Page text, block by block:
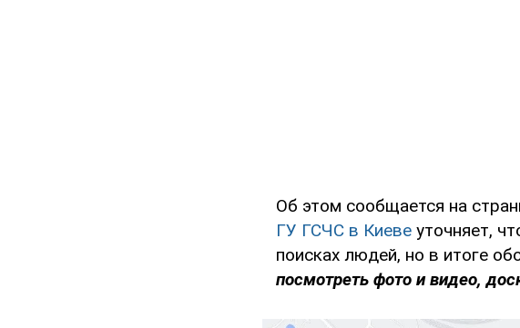
Об этом сообщается на
ГУ ГСЧС в Киеве уточняет,
поисках людей, но в итоге
посмотреть фото и видео,